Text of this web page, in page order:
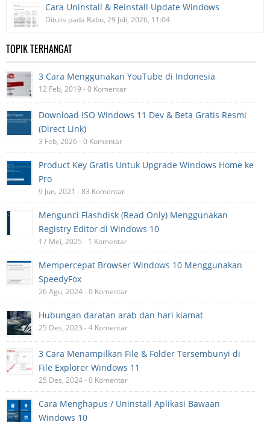
Cara Uninstall & Reinstall Update Windows
Ditulis pada Rabu, 29 Juli, 2026, 11:04
TOPIK TERHANGAT
3 Cara Menggunakan YouTube di Indonesia
12 Feb, 2019 - 0 Komentar
Download ISO Windows 11 Dev & Beta Gratis Resmi
(Direct Link)
3 Feb, 2026 - 0 Komentar
Product Key Gratis Untuk Upgrade Windows Home ke
Pro
9 Jun, 2021 - 83 Komentar
Mengunci Flashdisk (Read Only) Menggunakan
Registry Editor di Windows 10
17 Mei, 2025 - 1 Komentar
Mempercepat Browser Windows 10 Menggunakan
SpeedyFox
26 Agu, 2024 - 0 Komentar
Hubungan daratan arab dan hari kiamat
25 Des, 2023 - 4 Komentar
3 Cara Menampilkan File & Folder Tersembunyi di
File Explorer Windows 11
25 Des, 2024 - 0 Komentar
Cara Menghapus / Uninstall Aplikasi Bawaan
Windows 10